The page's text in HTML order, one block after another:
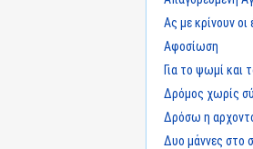
Ας με κρίνουν οι
Αφοσίωση
Για το ψωμί και
Δρόμος χωρίς
Δρόσω η
Δυο μάννες στο